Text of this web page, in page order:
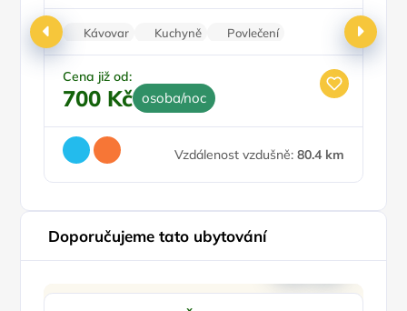
Kávovar Kuchyně
Povlečení
Patrové postele
Balkon/terasa
Cena již od:
700 Kč osoba/noc
Vzdálenost vzdušně: 80.4 km
Doporučujeme tato ubytování